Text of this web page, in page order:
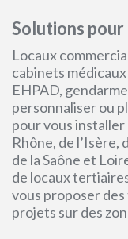
Solutions
Locaux
cabinets
EHPAD,
personnaliser ou
pour vous installer
Rhône, de l’Isère,
de la Saône et
de locaux
vous proposer
projets sur des